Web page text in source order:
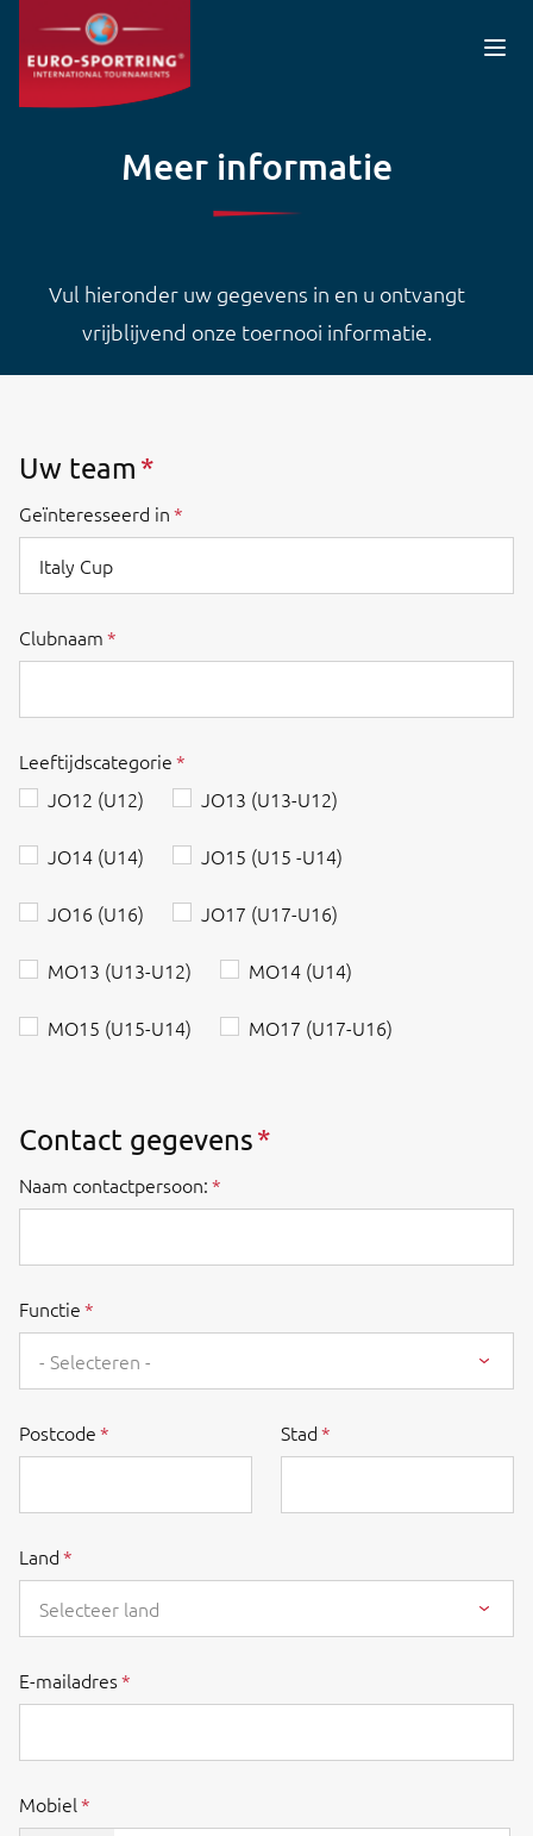
Overslaan en naar de inhoud gaan
Meer informatie
Vul hieronder uw gegevens in en u ontvangt
vrijblijvend onze toernooi informatie.
Uw team
Geïnteresseerd in
Clubnaam
Leeftijdscategorie
JO12 (U12)
JO13 (U13-U12)
JO14 (U14) JO15 (U15 -U14)
JO16 (U16) JO17 (U17-U16)
MO13 (U13-U12) MO14 (U14)
MO15 (U15-U14) MO17 (U17-U16)
Contact gegevens
Naam contactpersoon:
Functie
- Selecteren -
Postcode Stad
Land
Selecteer land
E-mailadres
Mobiel